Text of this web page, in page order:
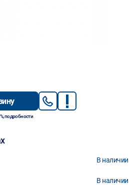
подробности
В наличии
В наличии